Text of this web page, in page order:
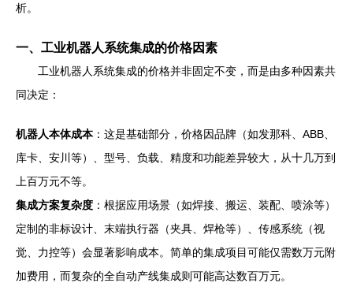
析。
一、工业机器人系统集成的价格因素
工业机器人系统集成的价格并非固定不变，而是由多种因素共
同决定：
机器人本体成本：这是基础部分，价格因品牌（如发那科、ABB、
库卡、安川等）、型号、负载、精度和功能差异较大，从十几万到
上百万元不等。
集成方案复杂度 ：根据应用场景（如焊接、搬运、装配、喷涂等）
定制的非标设计、末端执行器（夹具、焊枪等）、传感系统（视
觉、力控等）会显著影响成本。简单的集成项目可能仅需数万元附
加费用，而复杂的全自动产线集成则可能高达数百万元。